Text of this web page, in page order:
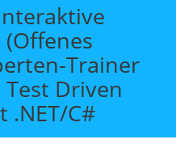
Trainer
Driven
.NET/C#